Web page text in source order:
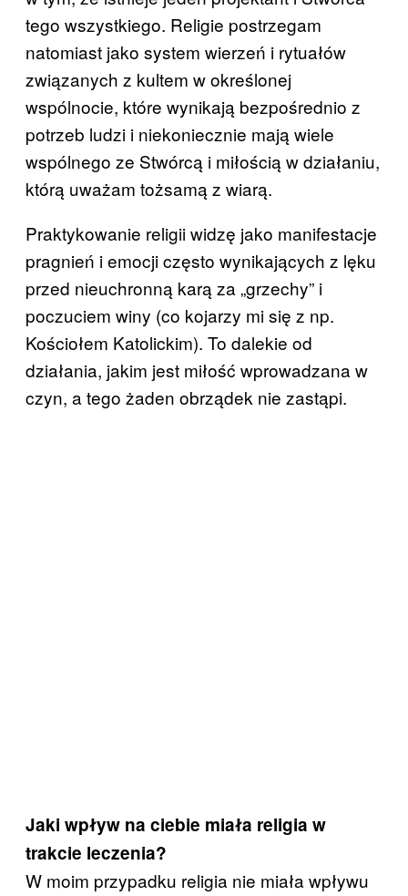
tego wszystkiego. Religie postrzegam
natomiast jako system wierzeń i rytuałów
związanych z kultem w określonej
wspólnocie, które wynikają bezpośrednio z
potrzeb ludzi i niekoniecznie mają wiele
wspólnego ze Stwórcą i miłością w działaniu,
którą uważam tożsamą z wiarą.
Praktykowanie religii widzę jako manifestacje
pragnień i emocji często wynikających z lęku
przed nieuchronną karą za „grzechy” i
poczuciem winy (co kojarzy mi się z np.
Kościołem Katolickim). To dalekie od
działania, jakim jest miłość wprowadzana w
czyn, a tego żaden obrządek nie zastąpi.
Jaki wpływ na ciebie miała religia w
trakcie leczenia?
W moim przypadku religia nie miała wpływu